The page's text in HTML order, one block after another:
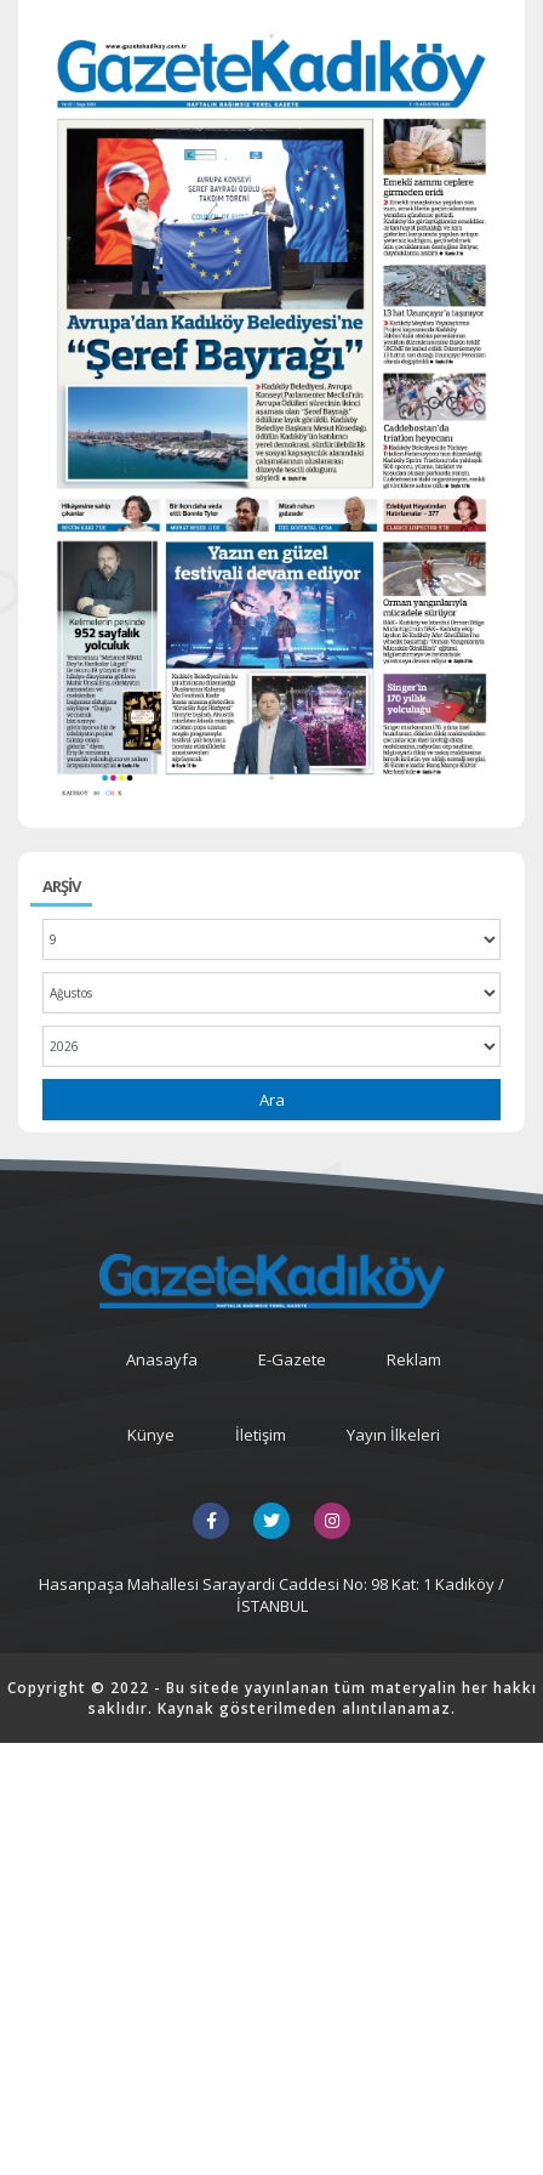
ARŞİV
Ara
Anasayfa E-Gazete Reklam
Künye İletişim Yayın İlkeleri
Hasanpaşa Mahallesi Sarayardi Caddesi No: 98 Kat: 1 Kadıköy /
İSTANBUL
Copyright © 2022 - Bu sitede yayınlanan tüm materyalin her hakkı
saklıdır. Kaynak gösterilmeden alıntılanamaz.